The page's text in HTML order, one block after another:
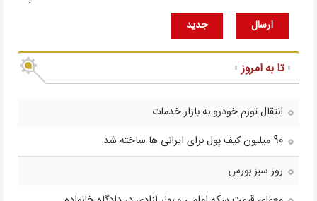
ارسال جديد
تا به امروز
انتقال تورم خودرو به بازار خدمات
90 میلیون کیف پول برای ایرانی ها ساخته شد
روز سبز بورس